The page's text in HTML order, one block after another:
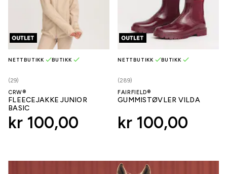
(29)
NETTBUTIKK BUTIKK
CRW®
FLEECEJAKKE JUNIOR
BASIC
kr 100,00
(289)
NETTBUTIKK BUTIKK
FAIRFIELD®
GUMMISTØVLER VILDA
kr 100,00